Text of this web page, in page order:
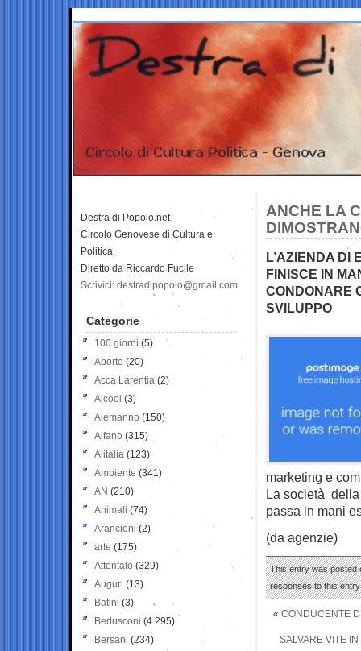
ANCHE LA
L’AZIENDA DI
FINISCE IN
CONDONARE
SVILUPPO
marketing e
La società della
passa in mani
(da agenzie)
This entry was posted
responses to this
« CONDUCENTE
SALVARE VITE
Destra di Popolo.net
Circolo Genovese di Cultura e
Politica
Diretto da Riccardo Fucile
Scrivici: destradipopolo@gmail.com
Categorie
100 giorni (5)
Aborto (20)
Acca Larentia (2)
Alcool (3)
Alemanno (150)
Alfano (315)
Alitalia (123)
Ambiente (341)
AN (210)
Animali (74)
Arancioni (2)
arte (175)
Attentato (329)
Auguri (13)
Batini (3)
Berlusconi (4.295)
Bersani (234)